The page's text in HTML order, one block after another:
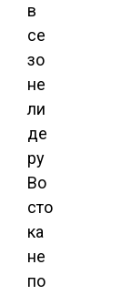
в
се
зо
не
ли
де
ру
Во
сто
ка
не
по